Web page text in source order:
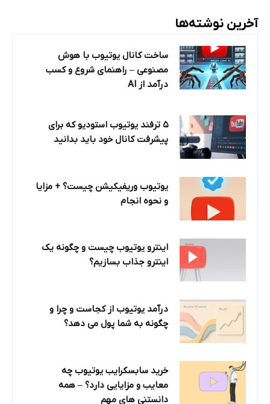
آخرین نوشته‌ها
ساخت کانال یوتیوب با هوش
مصنوعی – راهنمای شروع و کسب
درآمد از AI
۵ ترفند یوتیوب استودیو که برای
پیشرفت کانال خود باید بدانید
یوتیوب وریفیکیشن چیست؟ + مزایا
و نحوه انجام
اینترو یوتیوب چیست و چگونه یک
اینترو جذاب بسازیم؟
درآمد یوتیوب از کجاست و چرا و
چگونه به شما پول می دهد؟
خرید سابسکرایب یوتیوب چه
معایب و مزایایی دارد؟‌ – همه
دانستنی های مهم